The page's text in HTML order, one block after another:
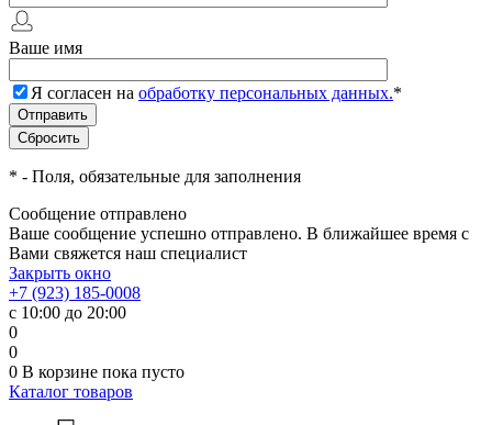
Ваше имя
Я согласен на обработку персональных данных.*
* - Поля, обязательные для заполнения
Сообщение отправлено
Ваше сообщение успешно отправлено. В ближайшее время с
Вами свяжется наш специалист
Закрыть окно
+7 (923) 185-0008
с 10:00 до 20:00
0
0
0 В корзине пока пусто
Каталог товаров